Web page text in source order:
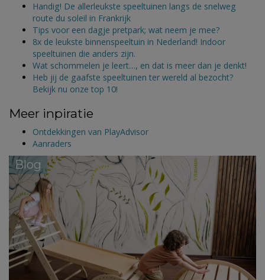
Handig! De allerleukste speeltuinen langs de snelweg
route du soleil in Frankrijk
Tips voor een dagje pretpark; wat neem je mee?
8x de leukste binnenspeeltuin in Nederland! Indoor
speeltuinen die anders zijn.
Wat schommelen je leert…, en dat is meer dan je denkt!
Heb jij de gaafste speeltuinen ter wereld al bezocht?
Bekijk nu onze top 10!
Meer inpiratie
Ontdekkingen van PlayAdvisor
Aanraders
Blog